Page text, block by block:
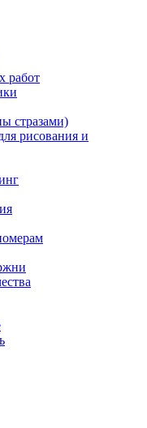
работ
стразами)
рисования и